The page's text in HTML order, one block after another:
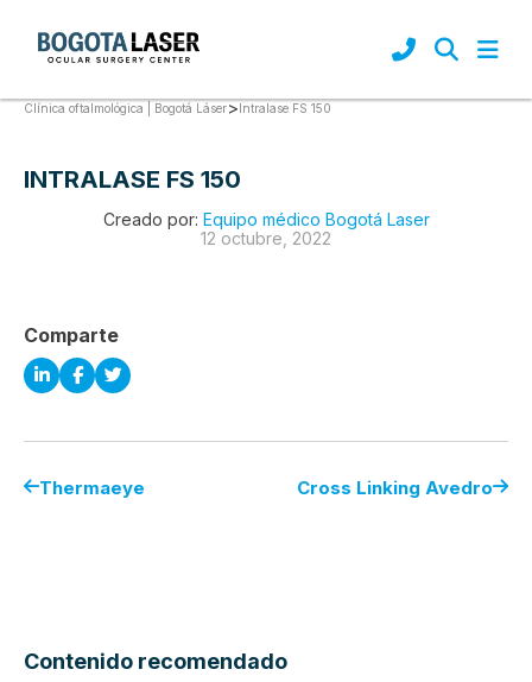
Clínica oftalmológica | Bogotá Láser>Intralase FS 150
INTRALASE FS 150
Creado por: Equipo médico Bogotá Laser
12 octubre, 2022
Comparte
Thermaeye Cross Linking Avedro
Contenido recomendado